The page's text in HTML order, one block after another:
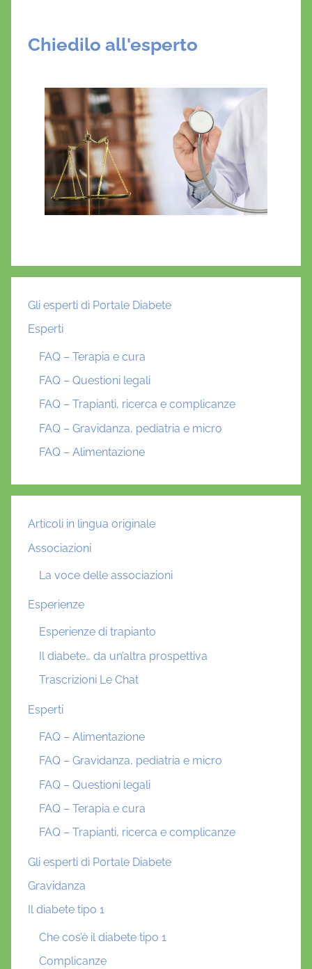
Chiedilo all'esperto
Gli esperti di Portale Diabete
Esperti
FAQ – Terapia e cura
FAQ – Questioni legali
FAQ – Trapianti, ricerca e complicanze
FAQ – Gravidanza, pediatria e micro
FAQ – Alimentazione
Articoli in lingua originale
Associazioni
La voce delle associazioni
Esperienze
Esperienze di trapianto
Il diabete… da un’altra prospettiva
Trascrizioni Le Chat
Esperti
FAQ – Alimentazione
FAQ – Gravidanza, pediatria e micro
FAQ – Questioni legali
FAQ – Terapia e cura
FAQ – Trapianti, ricerca e complicanze
Gli esperti di Portale Diabete
Gravidanza
Il diabete tipo 1
Che cos’è il diabete tipo 1
Complicanze